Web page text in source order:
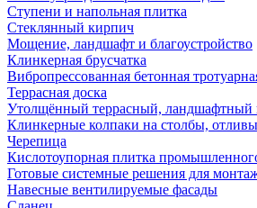
Ступени и напольная плитка
Cтеклянный кирпич
Мощение, ландшафт и благоустройство
Клинкерная брусчатка
Вибропрессованная бетонная
Террасная доска
Утолщённый террасный, ландшафтный
Клинкерные колпаки на столбы,
Черепица
Кислотоупорная плитка
Готовые системные решения для
Навесные вентилируемые фасады